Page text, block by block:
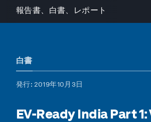
報告書、白書、レポート
白書
発行: 2019年10月3日
EV-Ready India Part